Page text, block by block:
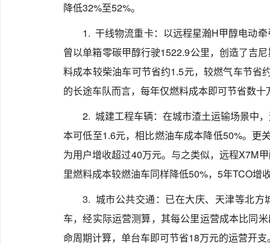
降低32%至52%。
1. 干线物流重卡：以远程星瀚H甲醇电动
曾以单箱零碳甲醇行驶1522.9公里，创造了吉
料成本较柴油车可节省约1.5元，较燃气车节省
的长途车队而言，每年仅燃料成本即可节省数十
2. 城建工程车辆：在城市渣土运输场景中
本可低至1.6元，相比燃油车成本降低50%。更
为用户增收超过40万元。与之类似，远程X7M
里燃料成本较燃油车同样降低50%，5年TCO增
3. 城市公共交通：已在大庆、天津等北方
车，经实际运营测算，其每公里运营成本比同
命周期计算，单台车即可节省18万元的运营开支